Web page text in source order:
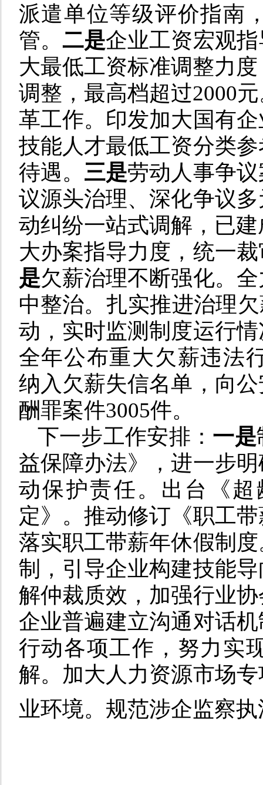
派遣单位等级评价指南
管。 二是企业工资宏观
大最低工资标准调整力
调整，最高档超过2000
革工作。印发加大国有
技能人才最低工资分类
待遇。 三是劳动人事争
议源头治理、深化争议
动纠纷一站式调解，已
大办案指导力度，统一
是欠薪治理不断强化。
中整治。扎实推进治理
动，实时监测制度运行
全年公布重大欠薪违法
纳入欠薪失信名单，向
酬罪案件3005件。
下一步工作安排： 一是
益保障办法》，进一步
动保护责任。出台《
定》。推动修订《职工
落实职工带薪年休假制
制，引导企业构建技能
解仲裁质效，加强行业
企业普遍建立沟通对话
行动各项工作，努力实
解。加大人力资源市场
业环境。规范涉企监察